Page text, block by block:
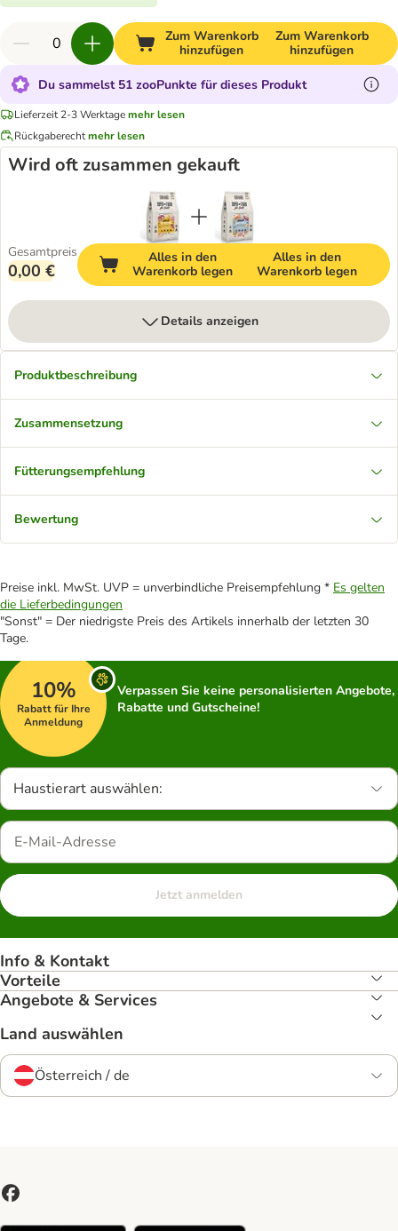
Zum Warenkorb
hinzufügen
Zum Warenkorb
hinzufügen
Du sammelst 51 zooPunkte für dieses Produkt
Lieferzeit 2-3 Werktagemehr lesen
Rückgaberechtmehr lesen
Wird oft zusammen gekauft
Gesamtpreis
0,00 €
Alles in den
Warenkorb legen
Alles in den
Warenkorb legen
Details anzeigen
Produktbeschreibung
Zusammensetzung
Fütterungsempfehlung
Bewertung
Preise inkl. MwSt. UVP = unverbindliche Preisempfehlung * Es gelten
die Lieferbedingungen
"Sonst" = Der niedrigste Preis des Artikels innerhalb der letzten 30
Tage.
10%
Rabatt für Ihre
Anmeldung
Verpassen Sie keine personalisierten Angebote,
Rabatte und Gutscheine!
Haustierart auswählen:
Jetzt anmelden
Info & Kontakt
Vorteile
Angebote & Services
Land auswählen
Österreich / de